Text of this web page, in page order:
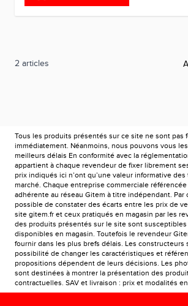
2 articles
Tous les produits présentés sur ce site ne sont pas
immédiatement. Néanmoins, nous pouvons vous
meilleurs délais En conformité avec la
appartient à chaque revendeur de fixer librement
prix indiqués ici n’ont qu’une valeur informative
marché. Chaque entreprise commerciale
adhérente au réseau Gitem à titre indépendant. Par
possible de constater des écarts entre les prix de
site gitem.fr et ceux pratiqués en magasin par les
des produits présentés sur le site sont
disponibles en magasin. Toutefois le revendeur
fournir dans les plus brefs délais. Les constructeurs
possibilité de changer les caractéristiques et
propositions dépendent de leurs décisions. Les
sont destinées à montrer la présentation des
contractuelles. SAV et livraison : prix et modalités